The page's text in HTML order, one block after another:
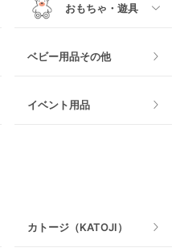
木製
マット製
おもちゃ・遊具
ベビー用品その他
イベント用品
カトージ（KATOJI）